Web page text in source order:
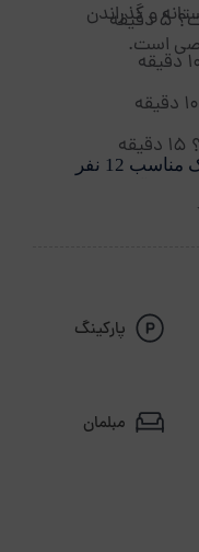
است.
پارکینگ
مبلمان